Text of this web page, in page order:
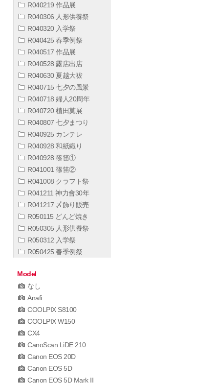
R040219 作品展
R040306 人形供養祭
R040320 入学祭
R040425 春季例祭
R040517 作品展
R040528 露店出店
R040630 夏越大祓
R040715 七夕の風景
R040718 婦人20周年
R040720 植田莫展
R040807 七夕まつり
R040925 カンテレ
R040928 和紙織り
R040928 篠笛①
R041001 篠笛②
R041008 クラフト祭
R041211 神力會30年
R041217 〆飾り販売
R050115 どんど焼き
R050305 人形供養祭
R050312 入学祭
R050425 春季例祭
Model
なし
Anafi
COOLPIX S8100
COOLPIX W150
CX4
CanoScan LiDE 210
Canon EOS 20D
Canon EOS 5D
Canon EOS 5D Mark II